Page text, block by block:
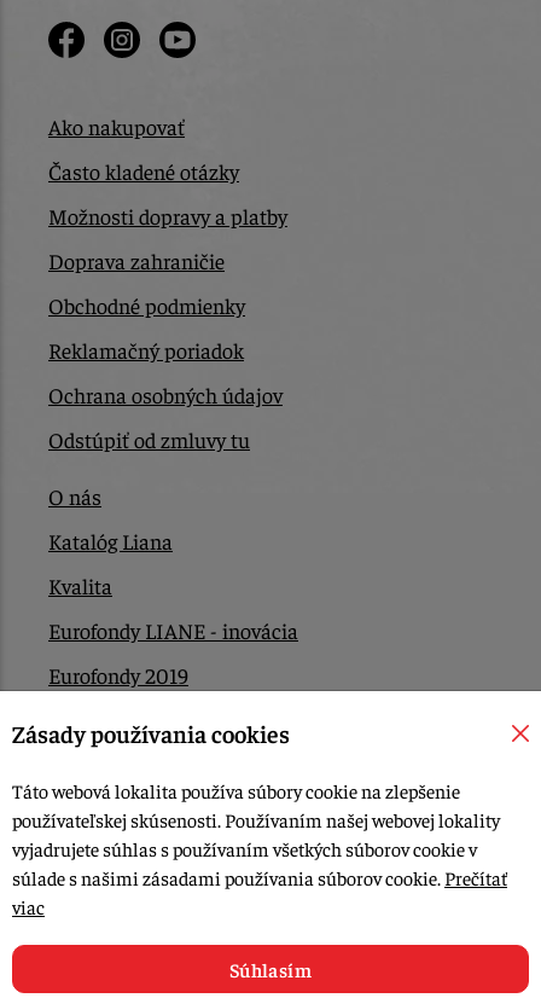
Ako nakupovať
Často kladené otázky
Možnosti dopravy a platby
Doprava zahraničie
Obchodné podmienky
Reklamačný poriadok
Ochrana osobných údajov
Odstúpiť od zmluvy tu
O nás
Katalóg Liana
Kvalita
Eurofondy LIANE - inovácia
Eurofondy 2019
Eurofondy 2022/2023
Kontakt
© 2015-2026, LIANA GOLIAŠ s.r.o. všetky práva vyhradené.
Upraviť nastavenia Cookies
Zásady používania cookies
Táto webová lokalita používa súbory cookie na zlepšenie
používateľskej skúsenosti. Používaním našej webovej lokality
vyjadrujete súhlas s používaním všetkých súborov cookie v
súlade s našimi zásadami používania súborov cookie. Prečítať
viac
Súhlasím